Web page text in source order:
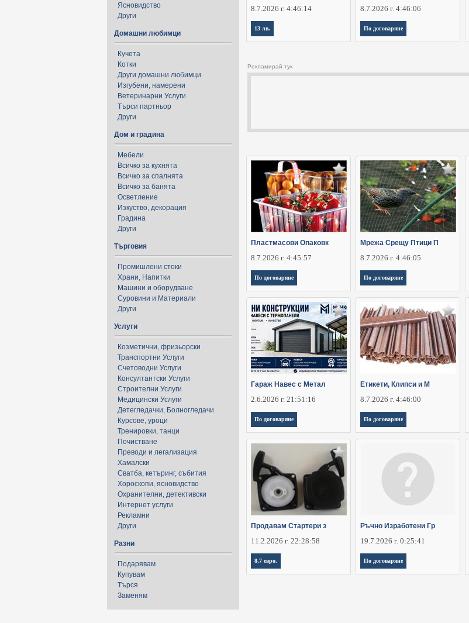
Ясновидство
Други
Домашни любимци
Кучета
Котки
Други домашни любимци
Изгубени, намерени
Ветеринарни Услуги
Търси партньор
Други
Дом и градина
Мебели
Всичко за кухнята
Всичко за спалнята
Всичко за банята
Осветление
Изкуство, декорация
Градина
Други
Търговия
Промишлени стоки
Храни, Напитки
Машини и оборудване
Суровини и Материали
Други
Услуги
Козметични, фризьорски
Транспортни Услуги
Счетоводни Услуги
Консултантски Услуги
Строителни Услуги
Медицински Услуги
Детегледачки, Болногледачи
Курсове, уроци
Тренировки, танци
Почистване
Преводи и легализация
Хамалски
Сватба, кетъринг, събития
Хороскопи, ясновидство
Охранителни, детективски
Интернет услуги
Рекламни
Други
Разни
Подарявам
Купувам
Търся
Заменям
8.7.2026 г. 4:46:14
13 лв.
8.7.2026 г. 4:46:06
По договаряне
Рекламирай тук
Пластмасови Опаковк
8.7.2026 г. 4:45:57
По договаряне
Мрежа Срещу Птици П
8.7.2026 г. 4:46:05
По договаряне
Гараж Навес с Метал
2.6.2026 г. 21:51:16
По договаряне
Етикети, Клипси и М
8.7.2026 г. 4:46:00
По договаряне
Продавам Стартери з
11.2.2026 г. 22:28:58
8,7 евро.
Ръчно Изработени Гр
19.7.2026 г. 0:25:41
По договаряне